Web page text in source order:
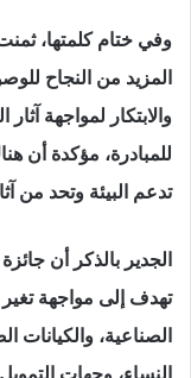
وفي ختام كلمتها،
المزيد من النجاح
والابتكار لمواجهة
للمبادرة، مؤكدة أن
تدعم البيئة وتحد من
تهدف إلى مواجهة
الصناعية، والكيانات